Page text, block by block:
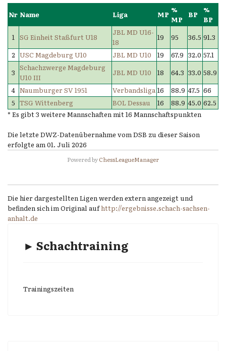
Nr Name Liga MP
%
MP
BP
%
BP
1 SG Einheit Staßfurt U18
JBL MD U16-
18
19 95 36.5 91.3
2 USC Magdeburg U10 JBL MD U10 19 67.9 32.0 57.1
3
Schachzwerge Magdeburg
U10 III
JBL MD U10 18 64.3 33.0 58.9
4 Naumburger SV 1951 Verbandsliga 16 88.9 47.5 66
5 TSG Wittenberg BOL Dessau 16 88.9 45.0 62.5
* Es gibt 3 weitere Mannschaften mit 16 Mannschaftspunkten
Die letzte DWZ-Datenübernahme vom DSB zu dieser Saison
erfolgte am 01. Juli 2026
Powered byChessLeagueManager
Die hier dargestellten Ligen werden extern angezeigt und
befinden sich im Original aufhttp://ergebnisse.schach-sachsen-
anhalt.de
► Schachtraining
Trainingszeiten